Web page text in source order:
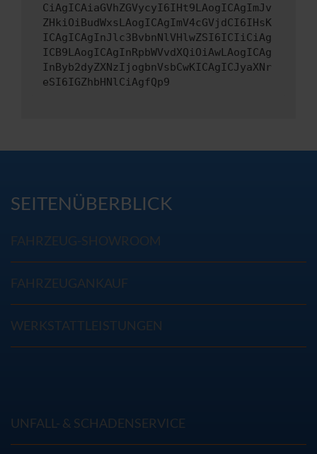
CiAgICAiaGVhZGVycyI6IHt9LAogICAgImJv
ZHkiOiBudWxsLAogICAgImV4cGVjdCI6IHsK
ICAgICAgInJlc3BvbnNlVHlwZSI6ICIiCiAg
ICB9LAogICAgInRpbWVvdXQiOiAwLAogICAg
InByb2dyZXNzIjogbnVsbCwKICAgICJyaXNr
eSI6IGZhbHNlCiAgfQp9
SEITENÜBERBLICK
FAHRZEUG-SHOWROOM
FAHRZEUGANKAUF
WERKSTATTLEISTUNGEN
UNFALL- & SCHADENSERVICE